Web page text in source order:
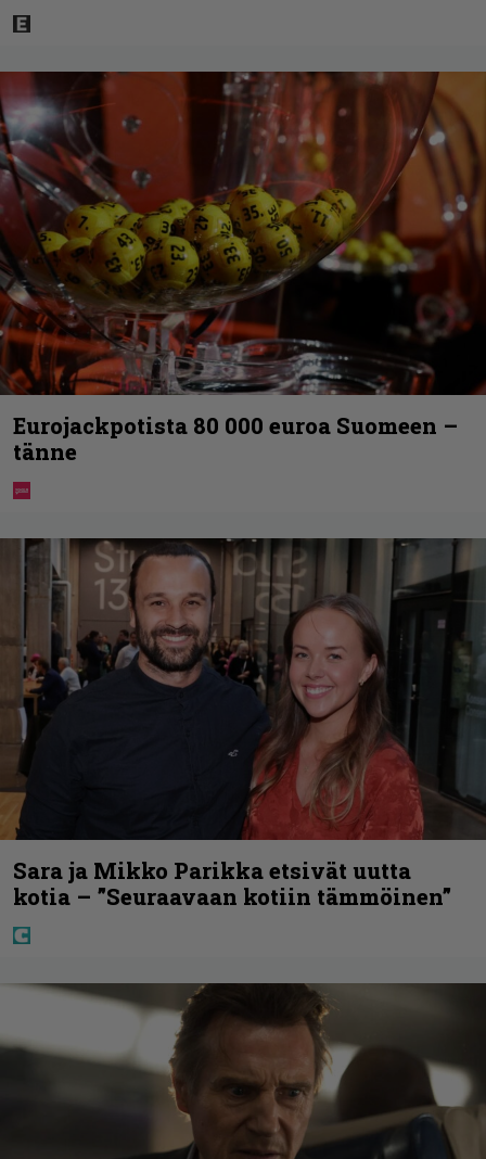
Eurojackpotista 80 000 euroa Suomeen –
tänne
Sara ja Mikko Parikka etsivät uutta
kotia – ”Seuraavaan kotiin tämmöinen”